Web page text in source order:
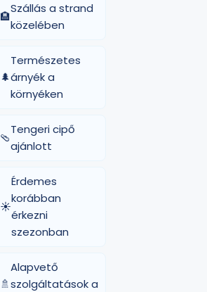
🏨
Szállás a strand
közelében
🌲
Természetes
árnyék a
környéken
🩴
Tengeri cipő
ajánlott
☀️
Érdemes
korábban
érkezni
szezonban
🚿
Alapvető
szolgáltatások a